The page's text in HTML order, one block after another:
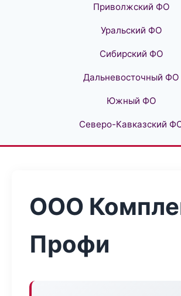
Приволжский ФО
Уральский ФО
Сибирский ФО
Дальневосточный ФО
Южный ФО
Северо-Кавказский
ООО
Профи